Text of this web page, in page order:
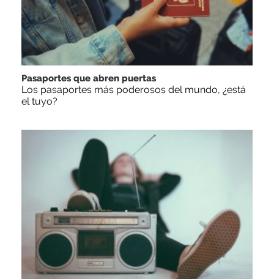
Pasaportes que abren puertas
Los pasaportes más poderosos del mundo, ¿está
el tuyo?